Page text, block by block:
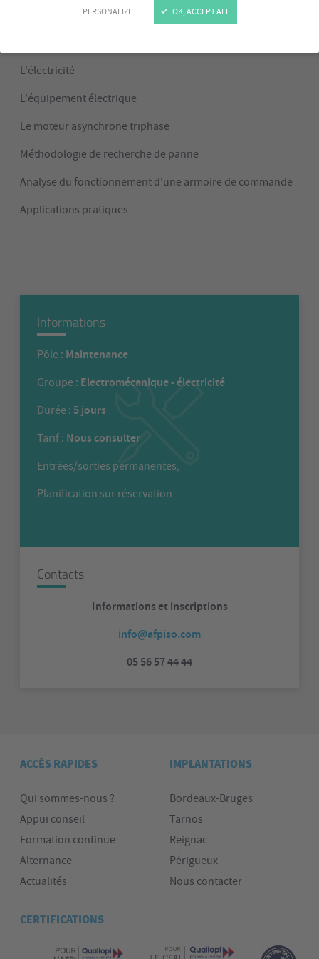
PERSONALIZE OK, ACCEPT ALL
L'électricité
L'équipement électrique
Le moteur asynchrone triphase
Méthodologie de recherche de panne
Analyse du fonctionnement d'une armoire de commande
Applications pratiques
Informations
Pôle : Maintenance
Groupe : Electromécanique - électricité
Durée : 5 jours
Tarif : Nous consulter
Entrées/sorties permanentes,
Planification sur réservation
Contacts
Informations et inscriptions
info@afpiso.com
05 56 57 44 44
ACCÈS RAPIDES
Qui sommes-nous ?
Appui conseil
Formation continue
Alternance
Actualités
IMPLANTATIONS
Bordeaux-Bruges
Tarnos
Reignac
Périgueux
Nous contacter
CERTIFICATIONS